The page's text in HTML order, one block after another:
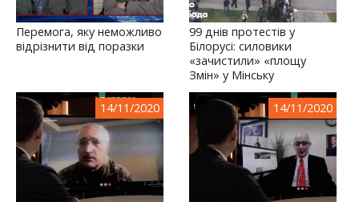
Перемога, яку неможливо
відрізнити від поразки
99 днів протестів у
Білорусі: силовики
«зачистили» «площу
Змін» у Мінську
14/11/2020 14/11/2020